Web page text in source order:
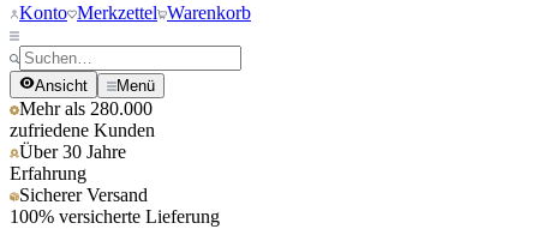
Konto Merkzettel Warenkorb
Ansicht Menü
Mehr als 280.000
zufriedene Kunden
Über 30 Jahre
Erfahrung
Sicherer Versand
100% versicherte Lieferung